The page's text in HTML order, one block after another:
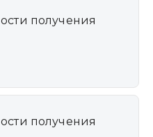
получения
получения